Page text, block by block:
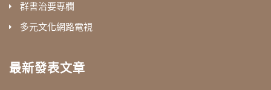
群書治要專欄
多元文化網路電視
最新發表文章